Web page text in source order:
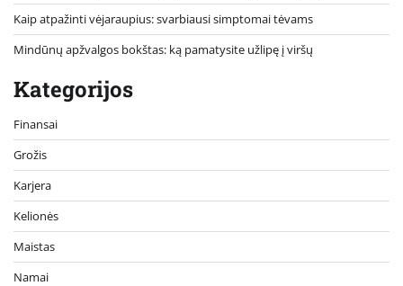
Kaip atpažinti vėjaraupius: svarbiausi simptomai tėvams
Mindūnų apžvalgos bokštas: ką pamatysite užlipę į viršų
Kategorijos
Finansai
Grožis
Karjera
Kelionės
Maistas
Namai